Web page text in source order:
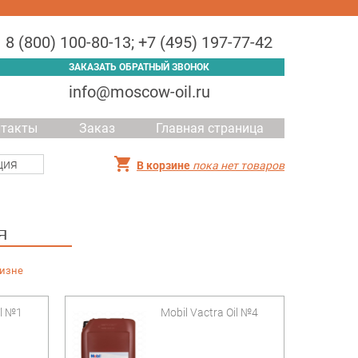
Заказ Главная страница
8 (800) 100-80-13; +7 (495) 197-77-42
ЗАКАЗАТЬ ОБРАТНЫЙ ЗВОНОК
info@moscow-oil.ru
В корзине пока нет товаров
№1 Mobil Vactra Oil №4